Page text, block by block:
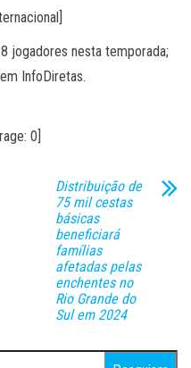
jogadores nesta temporada;
InfoDiretas.
0]
Distribuição de
75 mil cestas
básicas
beneficiará
famílias
afetadas pelas
enchentes no
Rio Grande do
Sul em 2024